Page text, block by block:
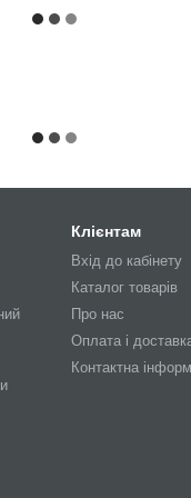
Клієнтам
Вхід до кабінету
Каталог товарів
Про нас
Оплата і
Контактна